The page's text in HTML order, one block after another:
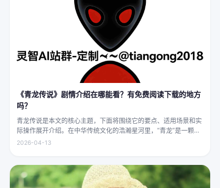
《青龙传说》剧情介绍在哪能看？有免费阅读下载的地方
吗？
青龙传说是本文的核心主题，下面将围绕它的要点、适用场景和实
际操作展开介绍。在中华传统文化的浩瀚星河里，“青龙”是一颗璀
璨夺目的明珠，它与白虎、朱雀、玄武并称“四灵”，雄踞东方，是
2026-04-13